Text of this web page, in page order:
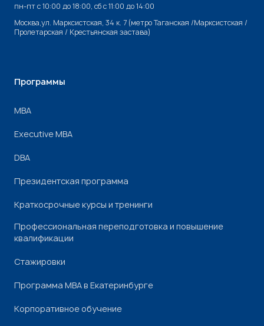
пн-пт с 10:00 до 18:00, cб с 11:00 до 14:00
Москва,ул. Марксистская, 34 к. 7 (метро Таганская /Марксистская /
Пролетарская / Крестьянская застава)
Программы
МВА
Executive MBA
DBA
Президентская программа
Краткосрочные курсы и тренинги
Профессиональная переподготовка и повышение
квалификации
Стажировки
Программа МВА в Екатеринбурге
Корпоративное обучение